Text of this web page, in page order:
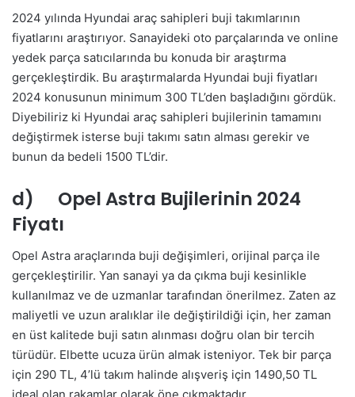
2024 yılında Hyundai araç sahipleri buji takımlarının
fiyatlarını araştırıyor. Sanayideki oto parçalarında ve online
yedek parça satıcılarında bu konuda bir araştırma
gerçekleştirdik. Bu araştırmalarda Hyundai buji fiyatları
2024 konusunun minimum 300 TL’den başladığını gördük.
Diyebiliriz ki Hyundai araç sahipleri bujilerinin tamamını
değiştirmek isterse buji takımı satın alması gerekir ve
bunun da bedeli 1500 TL’dir.
d) Opel Astra Bujilerinin 2024
Fiyatı
Opel Astra araçlarında buji değişimleri, orijinal parça ile
gerçekleştirilir. Yan sanayi ya da çıkma buji kesinlikle
kullanılmaz ve de uzmanlar tarafından önerilmez. Zaten az
maliyetli ve uzun aralıklar ile değiştirildiği için, her zaman
en üst kalitede buji satın alınması doğru olan bir tercih
türüdür. Elbette ucuza ürün almak isteniyor. Tek bir parça
için 290 TL, 4’lü takım halinde alışveriş için 1490,50 TL